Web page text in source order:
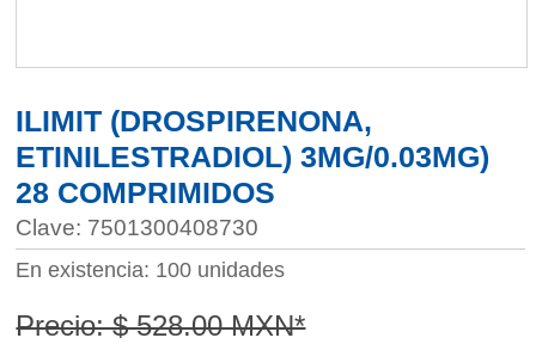
ILIMIT (DROSPIRENONA,
ETINILESTRADIOL) 3MG/0.03MG)
28 COMPRIMIDOS
Clave: 7501300408730
En existencia: 100 unidades
Precio: $ 528.00 MXN*